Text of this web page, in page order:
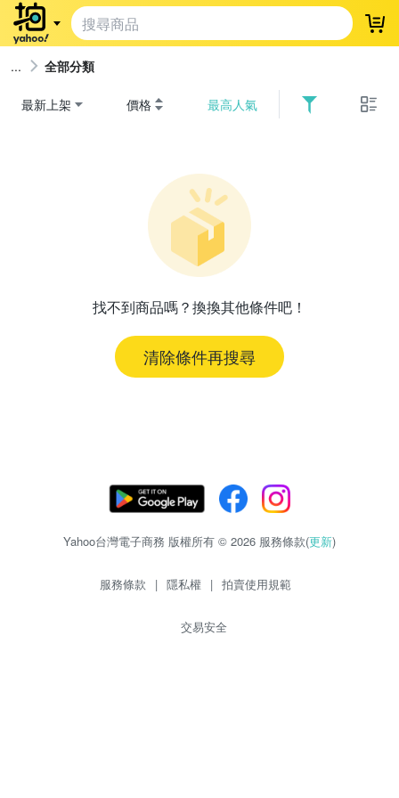
登
全部分類
最新上架 價格 最高人氣
找不到商品嗎？換換其他條件吧！
清除條件再搜尋
Yahoo台灣電子商務 版權所有 © 2026 服務條款(更新)
服務條款 | 隱私權 | 拍賣使用規範
交易安全